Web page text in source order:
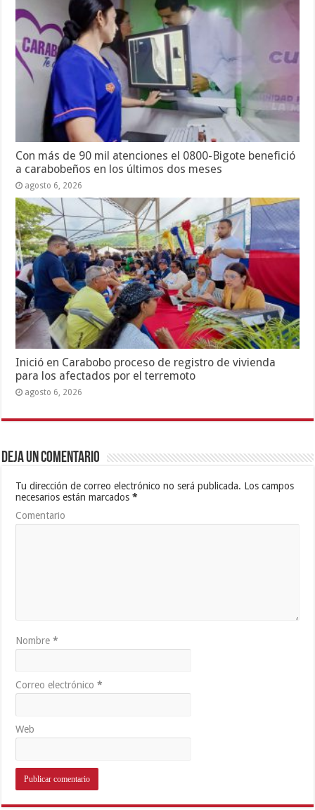
Con más de 90 mil atenciones el 0800-Bigote benefició
a carabobeños en los últimos dos meses
agosto 6, 2026
Inició en Carabobo proceso de registro de vivienda
para los afectados por el terremoto
agosto 6, 2026
Deja un comentario
Tu dirección de correo electrónico no será publicada. Los campos
necesarios están marcados*
Comentario
Nombre*
Correo electrónico*
Web